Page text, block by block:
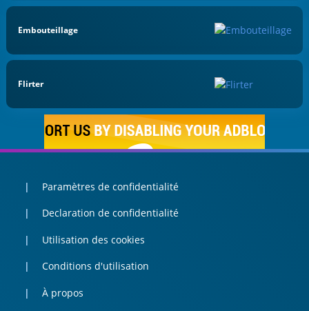
Embouteillage
Flirter
Paramètres de confidentialité
Declaration de confidentialité
Utilisation des cookies
Conditions d'utilisation
À propos